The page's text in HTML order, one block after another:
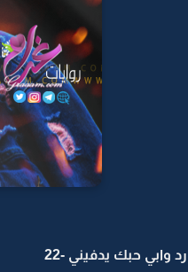
وابي حبك يدفيني -22